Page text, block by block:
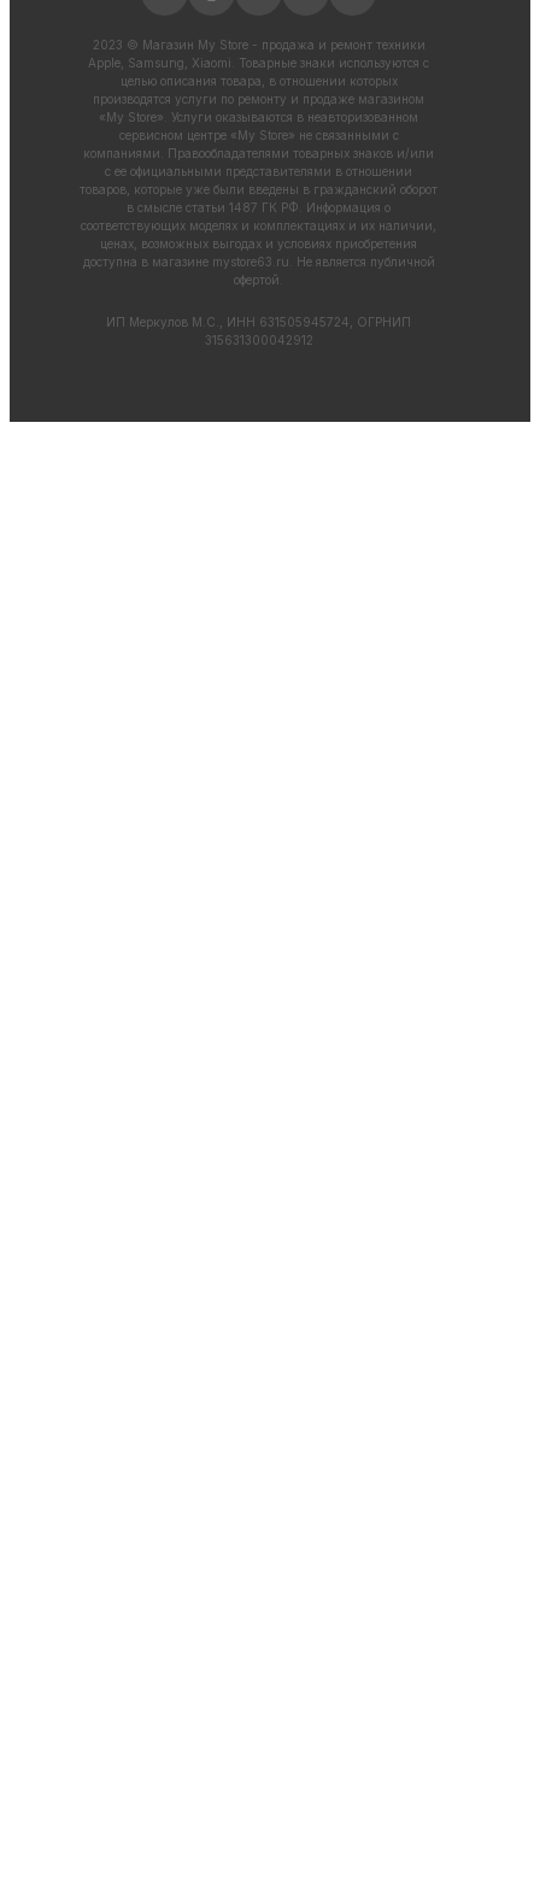
2023 © Магазин My Store - продажа и ремонт техники
Apple, Samsung, Xiaomi. Товарные знаки используются с
целью описания товара, в отношении которых
производятся услуги по ремонту и продаже магазином
«My Store». Услуги оказываются в неавторизованном
сервисном центре «My Store» не связанными с
компаниями. Правообладателями товарных знаков и/или
с ее официальными представителями в отношении
товаров, которые уже были введены в гражданский оборот
в смысле статьи 1487 ГК РФ. Информация о
соответствующих моделях и комплектациях и их наличии,
ценах, возможных выгодах и условиях приобретения
доступна в магазине mystore63.ru . Не является публичной
офертой.
ИП Меркулов М.С., ИНН 631505945724, ОГРНИП
315631300042912